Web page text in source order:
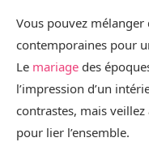
Vous pouvez mélanger
contemporaines pour
Le mariage des
l’impression d’un
contrastes, mais
pour lier l’ensemble.